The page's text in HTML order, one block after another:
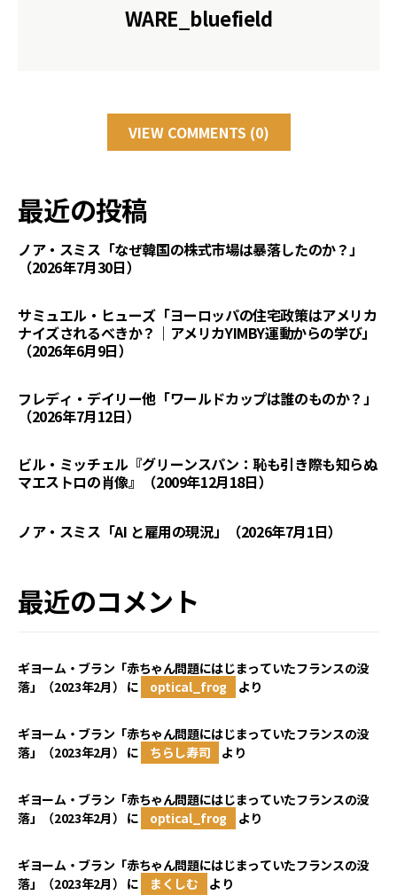
WARE_bluefield
VIEW COMMENTS (0)
最近の投稿
ノア・スミス「なぜ韓国の株式市場は暴落したのか？」
（2026年7月30日）
サミュエル・ヒューズ「ヨーロッパの住宅政策はアメリカ
ナイズされるべきか？｜アメリカYIMBY運動からの学び」
（2026年6月9日）
フレディ・デイリー他「ワールドカップは誰のものか？」
（2026年7月12日）
ビル・ミッチェル『グリーンスパン：恥も引き際も知らぬ
マエストロの肖像』（2009年12月18日）
ノア・スミス「AI と雇用の現況」（2026年7月1日）
最近のコメント
ギヨーム・ブラン「赤ちゃん問題にはじまっていたフランスの没
落」（2023年2月） に optical_frog より
ギヨーム・ブラン「赤ちゃん問題にはじまっていたフランスの没
落」（2023年2月） に ちらし寿司 より
ギヨーム・ブラン「赤ちゃん問題にはじまっていたフランスの没
落」（2023年2月） に optical_frog より
ギヨーム・ブラン「赤ちゃん問題にはじまっていたフランスの没
落」（2023年2月） に まくしむ より